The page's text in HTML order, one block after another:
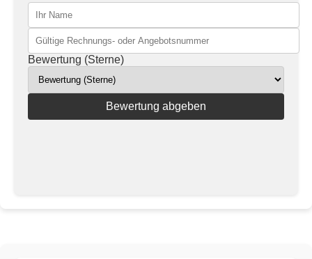
Bewertung (Sterne)
Bewertung abgeben